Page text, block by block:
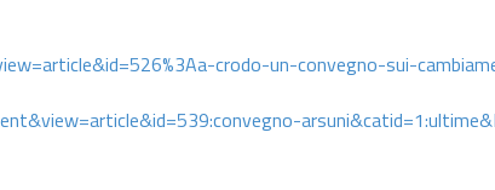
crodo-un-convegno-sui-